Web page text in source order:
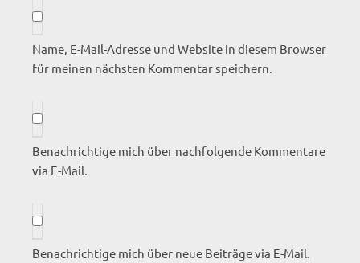
Name, E-Mail-Adresse und Website in diesem Browser
für meinen nächsten Kommentar speichern.
Benachrichtige mich über nachfolgende Kommentare
via E-Mail.
Benachrichtige mich über neue Beiträge via E-Mail.